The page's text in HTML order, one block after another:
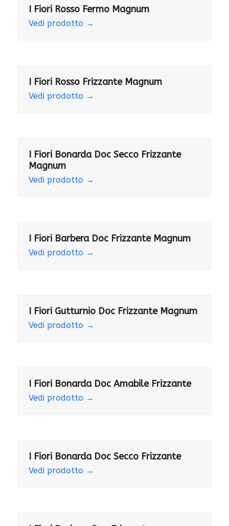
I Fiori Rosso Fermo Magnum
Vedi prodotto →
I Fiori Rosso Frizzante Magnum
Vedi prodotto →
I Fiori Bonarda Doc Secco Frizzante
Magnum
Vedi prodotto →
I Fiori Barbera Doc Frizzante Magnum
Vedi prodotto →
I Fiori Gutturnio Doc Frizzante Magnum
Vedi prodotto →
I Fiori Bonarda Doc Amabile Frizzante
Vedi prodotto →
I Fiori Bonarda Doc Secco Frizzante
Vedi prodotto →